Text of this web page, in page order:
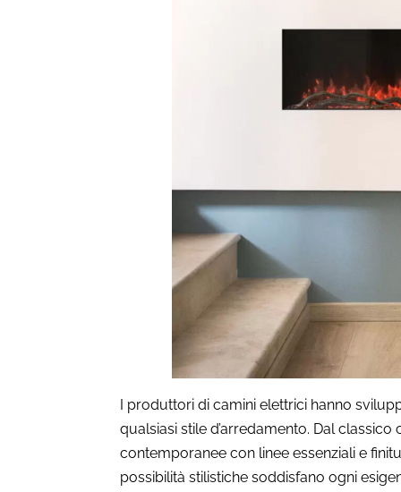
I produttori di camini elettrici hanno
qualsiasi stile d’arredamento. Dal
contemporanee con linee essenziali e
possibilità stilistiche soddisfano ogni